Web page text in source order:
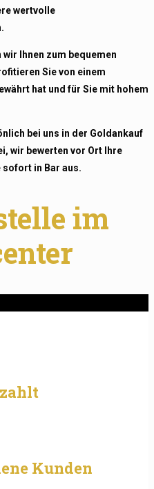
wertvolle
Ihnen zum bequemen
Sie von einem
hat und für Sie mit hohem
bei uns in der Goldankauf
wir bewerten vor Ort Ihre
sofort in Bar aus.
im
Kunden